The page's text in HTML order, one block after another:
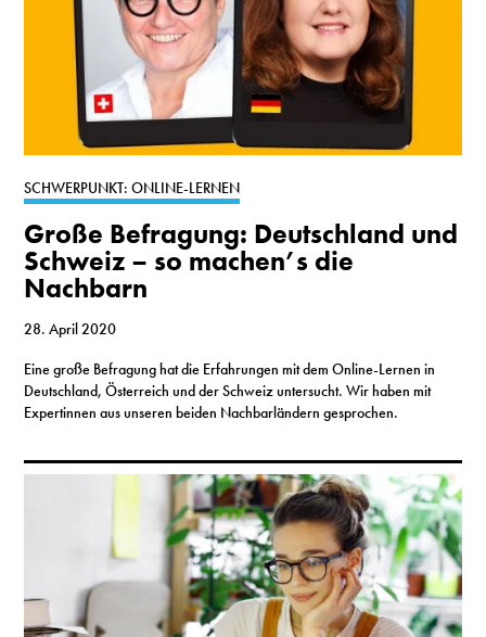
SCHWERPUNKT: ONLINE-LERNEN
Große Befragung: Deutschland und
Schweiz – so machen’s die
Nachbarn
28. April 2020
Eine große Befragung hat die Erfahrungen mit dem Online-Lernen in
Deutschland, Österreich und der Schweiz untersucht. Wir haben mit
Expertinnen aus unseren beiden Nachbarländern gesprochen.